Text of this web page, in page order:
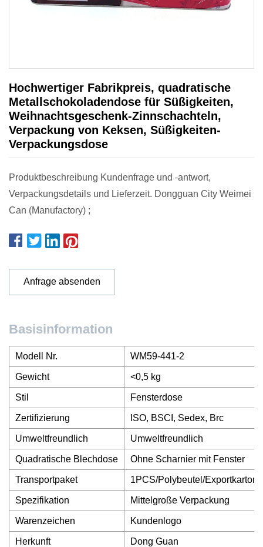
Hochwertiger Fabrikpreis, quadratische
Metallschokoladendose für Süßigkeiten,
Weihnachtsgeschenk-Zinnschachteln,
Verpackung von Keksen, Süßigkeiten-
Verpackungsdose
Produktbeschreibung Kundenfrage und -antwort,
Verpackungsdetails und Lieferzeit. Dongguan City Weimei
Can (Manufactory) ;
Anfrage absenden
Basisinformation
Modell Nr. WM59-441-2
Gewicht <0,5 kg
Stil Fensterdose
Zertifizierung ISO, BSCI, Sedex, Brc
Umweltfreundlich Umweltfreundlich
Quadratische Blechdose Ohne Scharnier mit Fenster
Transportpaket 1PCS/Polybeutel/Exportkarton
Spezifikation Mittelgroße Verpackung
Warenzeichen Kundenlogo
Herkunft Dong Guan